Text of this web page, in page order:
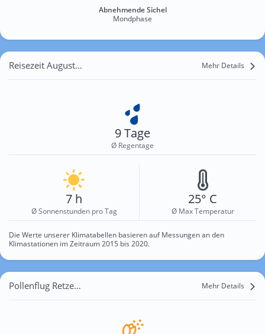
Abnehmende Sichel
Mondphase
Reisezeit August für Retzerheide Mehr Details
9 Tage
Ø Regentage
7 h
Ø Sonnenstunden pro Tag
25° C
Ø Max Temperatur
Die Werte unserer Klimatabellen basieren auf Messungen an den
Klimastationen im Zeitraum 2015 bis 2020.
Pollenflug Retzerheide Mehr Details